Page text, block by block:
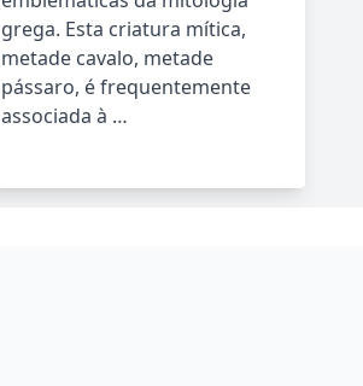
grega. Esta criatura mítica,
metade cavalo, metade
pássaro, é frequentemente
associada à …